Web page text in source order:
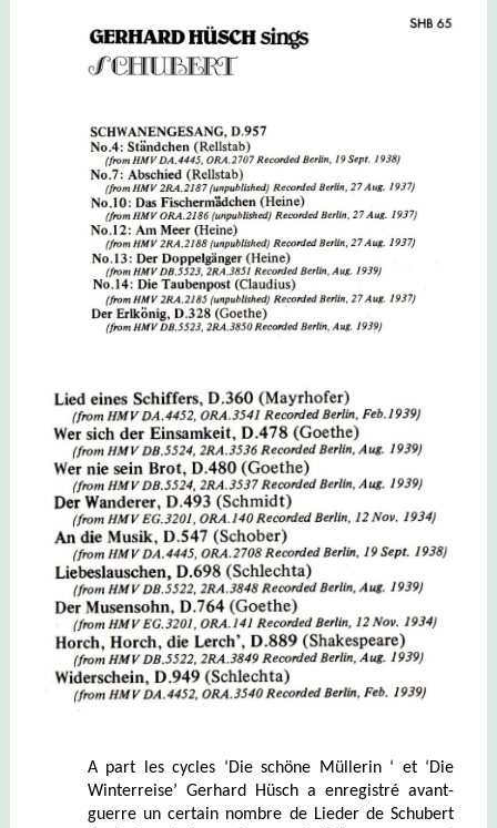
A part les cycles ‘Die schöne Müllerin ‘ et ‘Die
Winterreise’ Gerhard Hüsch a enregistré avant-
guerre un certain nombre de Lieder de Schubert